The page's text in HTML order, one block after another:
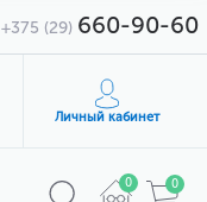
+375 (29) 660-90-60
Личный кабинет
0 0